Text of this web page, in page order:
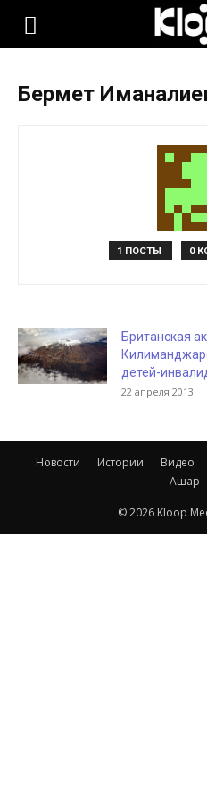
KLOOP.KG
Бермет
1 ПОСТЫ 0
Британcкая
детей-
22 апреля 2013
Новости Истории Видео
Ашар
© 2026 Kloop